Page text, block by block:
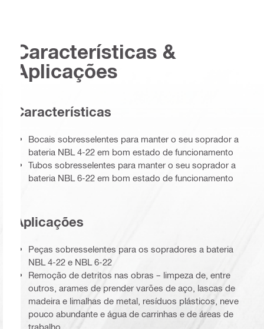
Características &
Aplicações
Características
Bocais sobresselentes para manter o seu soprador a
bateria NBL 4-22 em bom estado de funcionamento
Tubos sobresselentes para manter o seu soprador a
bateria NBL 6-22 em bom estado de funcionamento
Aplicações
Peças sobresselentes para os sopradores a bateria
NBL 4-22 e NBL 6-22
Remoção de detritos nas obras – limpeza de, entre
outros, arames de prender varões de aço, lascas de
madeira e limalhas de metal, resíduos plásticos, neve
pouco abundante e água de carrinhas e de áreas de
trabalho